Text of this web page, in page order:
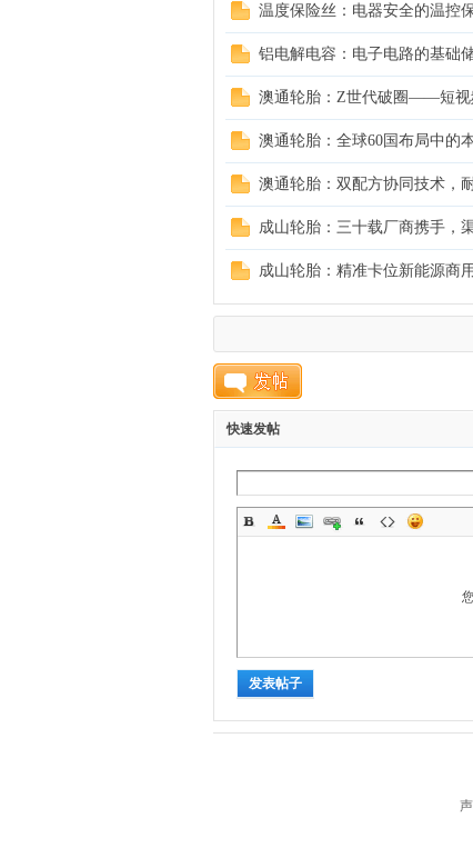
随
遇
温度保险丝：电器安全的温控
铝电解电容：电子电路的基础
澳通轮胎：Z世代破圈——短视
澳通轮胎：全球60国布局中的
澳通轮胎：双配方协同技术，
成山轮胎：三十载厂商携手，
成山轮胎：精准卡位新能源商
快速发帖
发表帖子